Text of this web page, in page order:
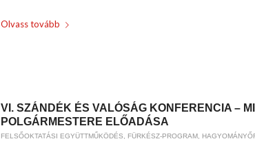
Olvass tovább
VI. SZÁNDÉK ÉS VALÓSÁG KONFERENCIA –
POLGÁRMESTERE ELŐADÁSA
FELSŐOKTATÁSI EGYÜTTMŰKÖDÉS FÜRKÉSZ-PROGRAM